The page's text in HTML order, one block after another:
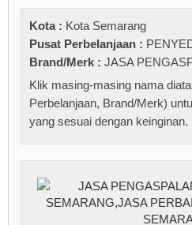
Kota : Kota Semarang
Pusat Perbelanjaan :
Brand/Merk : JASA
Klik masing-masing nama
Perbelanjaan, Brand/Merk)
yang sesuai dengan keinginan.